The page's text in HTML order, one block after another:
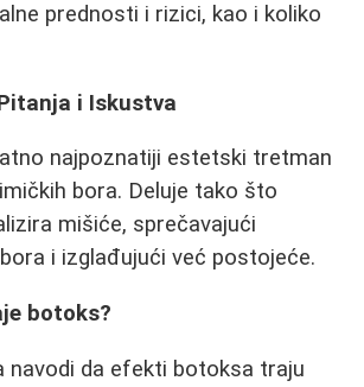
prednosti i rizici, kao i koliko
i Iskustva
najpoznatiji estetski tretman
bora. Deluje tako što
mišiće, sprečavajući
i izglađujući već postojeće.
botoks?
navodi da efekti botoksa traju